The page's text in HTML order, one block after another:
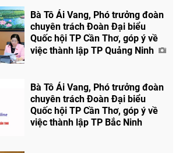
Bà Tô Ái Vang, Phó trưởng đoàn
chuyên trách Đoàn Đại biểu
Quốc hội TP Cần Thơ, góp ý về
việc thành lập TP Quảng Ninh
Bà Tô Ái Vang, Phó trưởng đoàn
chuyên trách Đoàn Đại biểu
Quốc hội TP Cần Thơ, góp ý về
việc thành lập TP Bắc Ninh